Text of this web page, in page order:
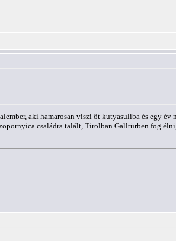
aki hamarosan viszi őt kutyasuliba és egy
családra talált, Tirolban Galltürben fog